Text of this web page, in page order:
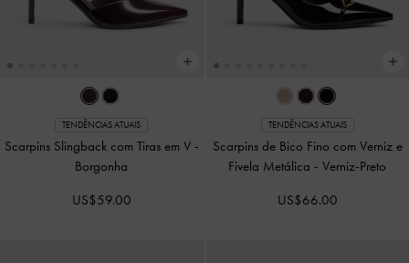
TENDÊNCIAS ATUAIS
Scarpins Slingback com Tiras em V -
Borgonha
US$59.00
TENDÊNCIAS ATUAIS
Scarpins de Bico Fino com Verniz e
Fivela Metálica -Verniz-Preto
US$66.00